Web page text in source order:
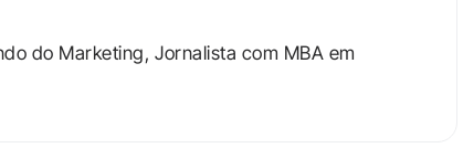
do Marketing, Jornalista com MBA em